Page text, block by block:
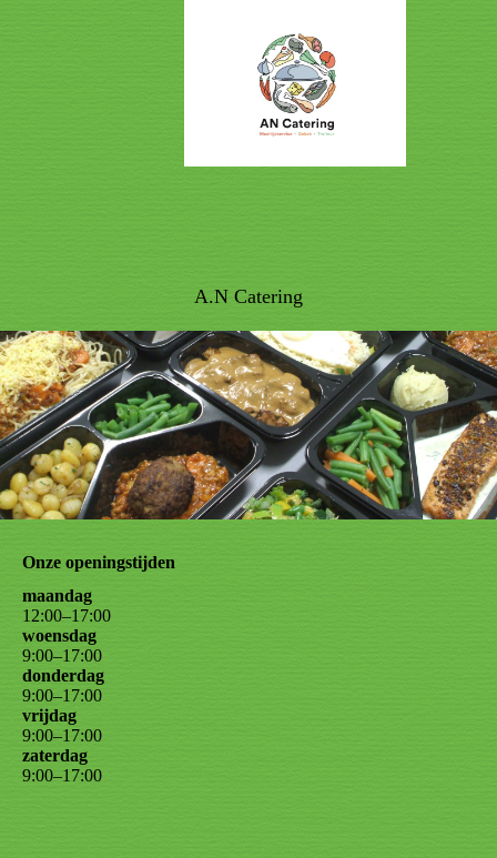
A.N Catering
Onze openingstijden
maandag
12:00–17:00
woensdag
9:00–17:00
donderdag
9:00–17:00
vrijdag
9:00–17:00
zaterdag
9:00–17:00